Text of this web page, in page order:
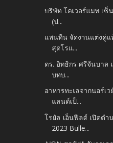
บริษัท โคเวอร์แมท เซ็
(ป...
แพนทีน จัดงานแต่งคู่แ
สุดโรแ...
ดร. อิทธิกร ศรีจันบาล
บทบ...
อาหารทะเลจากนอร์เ
แลนด์เป็...
โรยัล เอ็นฟีลด์ เปิดตำ
2023 Bulle...